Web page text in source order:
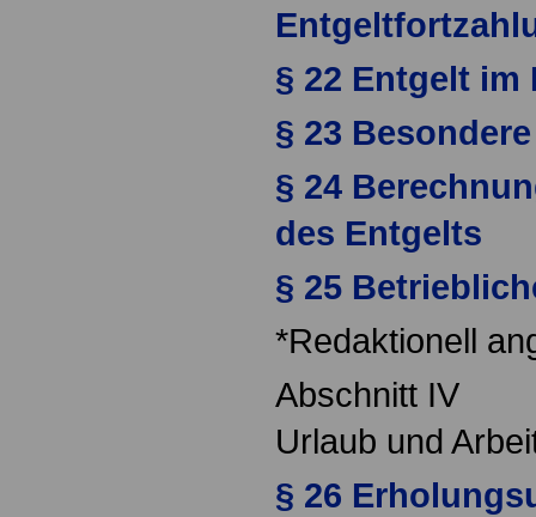
§ 22 Entgelt
§ 23
§ 24
des Entgelts
§ 25
*Redaktionell
Abschnitt IV
Urlaub und
§ 26